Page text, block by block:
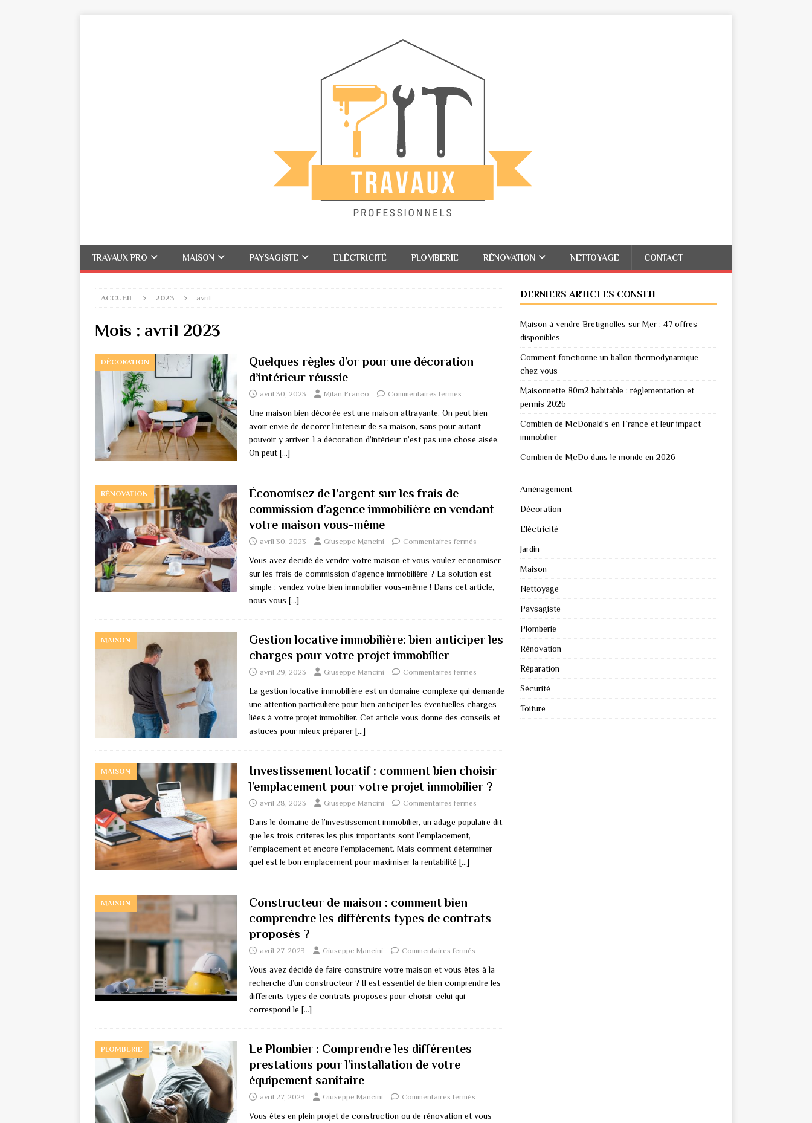
TRAVAUX PRO MAISON PAYSAGISTE ELÉCTRICITÉ PLOMBERIE RÉNOVATION NETTOYAGE CONTACT
ACCUEIL 2023 avril
Mois : avril 2023
DÉCORATION
Quelques règles d’or pour une décoration
d’intérieur réussie
avril 30, 2023 Milan Franco Commentaires fermés
Une maison bien décorée est une maison attrayante. On peut bien
avoir envie de décorer l’intérieur de sa maison, sans pour autant
pouvoir y arriver. La décoration d’intérieur n’est pas une chose aisée.
On peut […]
RÉNOVATION
Économisez de l’argent sur les frais de
commission d’agence immobilière en vendant
votre maison vous-même
avril 30, 2023 Giuseppe Mancini Commentaires fermés
Vous avez décidé de vendre votre maison et vous voulez économiser
sur les frais de commission d’agence immobilière ? La solution est
simple : vendez votre bien immobilier vous-même ! Dans cet article,
nous vous […]
MAISON
Gestion locative immobilière: bien anticiper les
charges pour votre projet immobilier
avril 29, 2023 Giuseppe Mancini Commentaires fermés
La gestion locative immobilière est un domaine complexe qui demande
une attention particulière pour bien anticiper les éventuelles charges
liées à votre projet immobilier. Cet article vous donne des conseils et
astuces pour mieux préparer […]
MAISON
Investissement locatif : comment bien choisir
l’emplacement pour votre projet immobilier ?
avril 28, 2023 Giuseppe Mancini Commentaires fermés
Dans le domaine de l’investissement immobilier, un adage populaire dit
que les trois critères les plus importants sont l’emplacement,
l’emplacement et encore l’emplacement. Mais comment déterminer
quel est le bon emplacement pour maximiser la rentabilité […]
MAISON
Constructeur de maison : comment bien
comprendre les différents types de contrats
proposés ?
avril 27, 2023 Giuseppe Mancini Commentaires fermés
Vous avez décidé de faire construire votre maison et vous êtes à la
recherche d’un constructeur ? Il est essentiel de bien comprendre les
différents types de contrats proposés pour choisir celui qui
correspond le […]
PLOMBERIE
Le Plombier : Comprendre les différentes
prestations pour l’installation de votre
équipement sanitaire
avril 27, 2023 Giuseppe Mancini Commentaires fermés
Vous êtes en plein projet de construction ou de rénovation et vous
DERNIERS ARTICLES CONSEIL
Maison à vendre Brétignolles sur Mer : 47 offres
disponibles
Comment fonctionne un ballon thermodynamique
chez vous
Maisonnette 80m2 habitable : réglementation et
permis 2026
Combien de McDonald’s en France et leur impact
immobilier
Combien de McDo dans le monde en 2026
Aménagement
Décoration
Eléctricité
Jardin
Maison
Nettoyage
Paysagiste
Plomberie
Rénovation
Réparation
Sécurité
Toiture